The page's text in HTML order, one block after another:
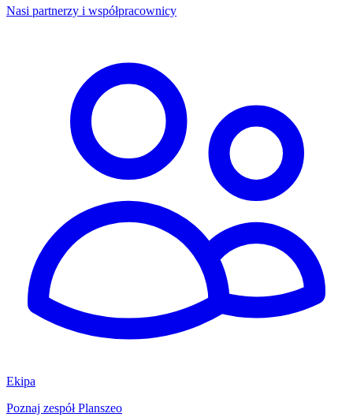
Nasi partnerzy i współpracownicy
Ekipa
Poznaj zespół Planszeo